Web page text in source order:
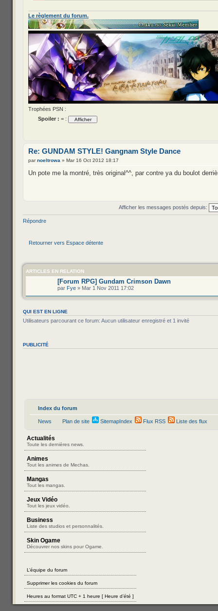
Le règlement du forum.
Trophées PSN :
Spoiler : = :
Re: GUNDAM STYLE! Gangnam Style Dance
parnoeltrowa » Mar 16 Oct 2012 18:17
Un pote me la montré, très original^^, par contre ya du boulot
Afficher les messages postés depuis:
Répondre
Retourner vers Espace détente
ARTICLES EN RELATION
[Forum RPG] Gundam Crimson Dawn
par Fye » Mar 1 Nov 2011 17:02
QUI EST EN LIGNE
Utilisateurs parcourant ce forum: Aucun utilisateur enregistré et 1 invité
PUBLICITÉ
Index du forum
News Plan de site SitemapIndex Flux RSS Liste des flux
Actualités
Toute les dernières news.
Animes
Tout les animes de Mechas.
Mangas
Tout les mangas.
Jeux Vidéo
Tout les jeux vidéo.
Business
Liste des studios et personnalités.
Skin Ogame
Découvrer nos skins pour Ogame.
L’équipe du forum
Supprimer les cookies du forum
Heures au format UTC + 1 heure [ Heure d’été ]